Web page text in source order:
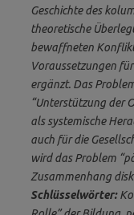
Geschichte des
theoretische
bewaffneten
Voraussetzungen
ergänzt. Das
“Unterstützung der
als systemische
auch für die
wird das Problem
Zusammenhang
Schlüsselwörter: